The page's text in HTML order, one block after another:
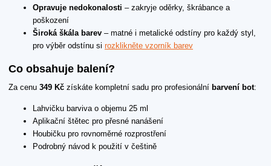
Opravuje nedokonalosti – zakryje oděrky, škrábance a
poškození
Široká škála barev – matné i metalické odstíny pro každý styl,
pro výběr odstínu si rozklikněte vzorník barev
Co obsahuje balení?
Za cenu 349 Kč získáte kompletní sadu pro profesionální barvení bot:
Lahvičku barviva o objemu 25 ml
Aplikační štětec pro přesné nanášení
Houbičku pro rovnoměrné rozprostření
Podrobný návod k použití v češtině